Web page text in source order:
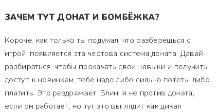
ЗАЧЕМ ТУТ ДОНАТ И БОМБЁЖКА?
Короче, как только ты подумал, что разберёшься с
игрой, появляется эта чёртова система доната. Давай
разбираться: чтобы прокачать свои навыки и получить
доступ к новинкам, тебе надо либо сильно потеть, либо
платить. Это раздражает. Блин, я не против доната,
если он работает, но тут это выглядит как дикая